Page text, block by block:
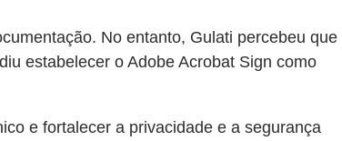
No entanto, Gulati percebeu que
estabelecer o Adobe Acrobat Sign como
e fortalecer a privacidade e a segurança